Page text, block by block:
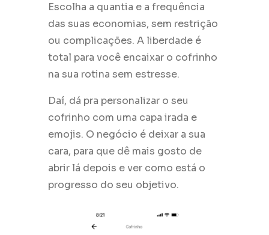
Escolha a quantia e a frequência
das suas economias, sem restrição
ou complicações. ️A liberdade é
total para você encaixar o cofrinho
na sua rotina sem estresse.
Daí, dá pra personalizar o seu
cofrinho com uma capa irada e
emojis. O negócio é deixar a sua
cara, para que dê mais gosto de
abrir lá depois e ver como está o
progresso do seu objetivo.